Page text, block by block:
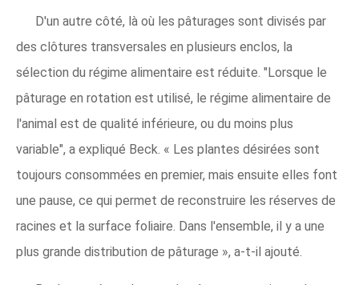
D'un autre côté, là où les pâturages sont divisés par
des clôtures transversales en plusieurs enclos, la
sélection du régime alimentaire est réduite. "Lorsque le
pâturage en rotation est utilisé, le régime alimentaire de
l'animal est de qualité inférieure, ou du moins plus
variable", a expliqué Beck. « Les plantes désirées sont
toujours consommées en premier, mais ensuite elles font
une pause, ce qui permet de reconstruire les réserves de
racines et la surface foliaire. Dans l'ensemble, il y a une
plus grande distribution de pâturage », a-t-il ajouté.